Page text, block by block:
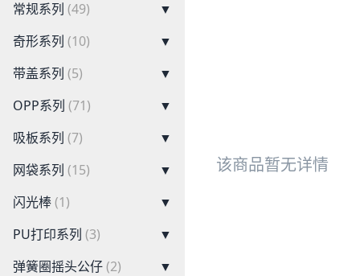
常规系列 (49)
▼
奇形系列 (10)
▼
带盖系列 (5)
▼
OPP系列 (71)
▼
吸板系列 (7)
▼
网袋系列 (15)
▼
闪光棒(1)
▼
PU打印系列 (3)
▼
弹簧圈摇头公仔(2)
▼
该商品暂无详情